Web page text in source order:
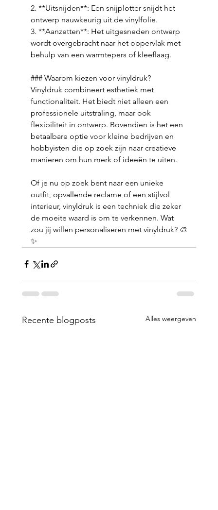
2. **Uitsnijden**: Een snijplotter snijdt het
ontwerp nauwkeurig uit de vinylfolie.
3. **Aanzetten**: Het uitgesneden ontwerp
wordt overgebracht naar het oppervlak met
behulp van een warmtepers of kleeflaag.
### Waarom kiezen voor vinyldruk?
Vinyldruk combineert esthetiek met
functionaliteit. Het biedt niet alleen een
professionele uitstraling, maar ook
flexibiliteit in ontwerp. Bovendien is het een
betaalbare optie voor kleine bedrijven en
hobbyisten die op zoek zijn naar creatieve
manieren om hun merk of ideeën te uiten.
Of je nu op zoek bent naar een unieke
outfit, opvallende reclame of een stijlvol
interieur, vinyldruk is een techniek die zeker
de moeite waard is om te verkennen. Wat
zou jij willen personaliseren met vinyldruk? 🎨
✨
Recente blogposts Alles weergeven